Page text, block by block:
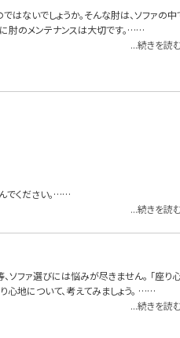
はないでしょうか。そんな肘は、ソファの中
肘のメンテナンスは大切です。……
...続きを読
でください。……
...続きを読
ソファ選びには悩みが尽きません。 「座り
心地について、考えてみましょう。 ……
...続きを読